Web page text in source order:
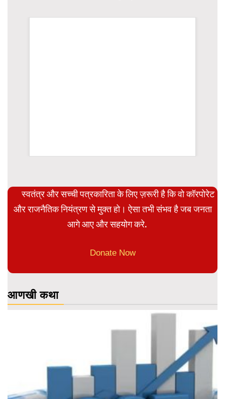
स्वतंत्र और सच्ची पत्रकारिता के लिए ज़रूरी है कि वो कॉरपोरेट
और राजनैतिक नियंत्रण से मुक्त हो। ऐसा तभी संभव है जब जनता
आगे आए और सहयोग करे.
Donate Now
आणखी कथा